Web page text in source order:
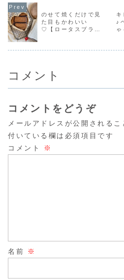
いています♪第49
回は「ブルーベリ
ーとクリームチー
ズのマフィン」ブ
ルーベリーマフィ
ンは...
っても美味しかっ
たですが、クッキ
ーをより細かく砕
のせて焼くだけで見
た目もかわいい
♡【ロータスブラウ
キ
♪
ゃ
コメント
コメントをどうぞ
メールアドレスが公開されるこ
付いている欄は必須項目です
コメント
※
名前 ※